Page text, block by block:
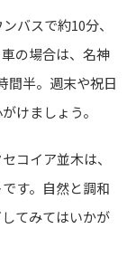
バスで約10分、
の場合は、名神
間半。週末や祝日
けましょう。
コイア並木は、
す。自然と調和
てみてはいかが